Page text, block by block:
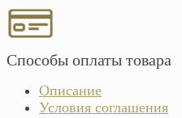
Способы оплаты товара
Описание
Условия соглашения